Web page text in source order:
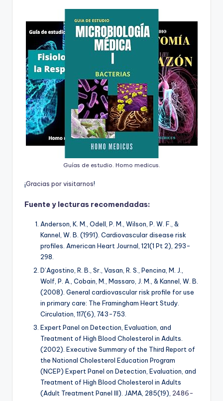
Guías de estudio. Homo medicus.
¡Gracias porvisitarnos!
Fuente y lecturas recomendadas:
Anderson, K. M., Odell, P. M., Wilson, P. W. F., &
Kannel, W. B. (1991). Cardiovascular disease risk
profiles. American Heart Journal, 121(1 Pt 2), 293-
298.
D’Agostino, R. B., Sr., Vasan, R. S., Pencina, M. J.,
Wolf, P. A., Cobain, M., Massaro, J. M., & Kannel, W. B.
(2008). General cardiovascular risk profile for use
in primary care: The Framingham Heart Study.
Circulation, 117(6), 743-753.
Expert Panel on Detection, Evaluation, and
Treatment of High Blood Cholesterol in Adults.
(2002). Executive Summary of the Third Report of
the National Cholesterol Education Program
(NCEP) Expert Panel on Detection, Evaluation, and
Treatment of High Blood Cholesterol in Adults
(Adult Treatment Panel III). JAMA, 285(19), 2486-